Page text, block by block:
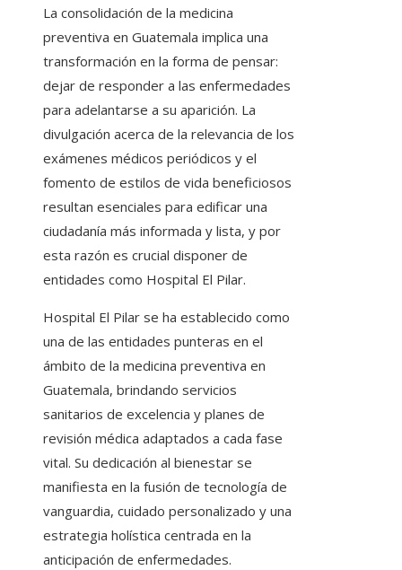
La consolidación de la medicina
preventiva en Guatemala implica una
transformación en la forma de pensar:
dejar de responder a las enfermedades
para adelantarse a su aparición. La
divulgación acerca de la relevancia de los
exámenes médicos periódicos y el
fomento de estilos de vida beneficiosos
resultan esenciales para edificar una
ciudadanía más informada y lista, y por
esta razón es crucial disponer de
entidades como Hospital El Pilar.
Hospital El Pilar se ha establecido como
una de las entidades punteras en el
ámbito de la medicina preventiva en
Guatemala, brindando servicios
sanitarios de excelencia y planes de
revisión médica adaptados a cada fase
vital. Su dedicación al bienestar se
manifiesta en la fusión de tecnología de
vanguardia, cuidado personalizado y una
estrategia holística centrada en la
anticipación de enfermedades.